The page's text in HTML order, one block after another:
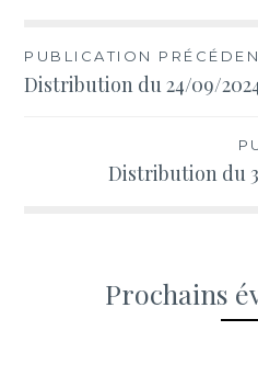
Navigation
de
PUBLICATION
Distribution du 24/09/
Distribution du
Prochains